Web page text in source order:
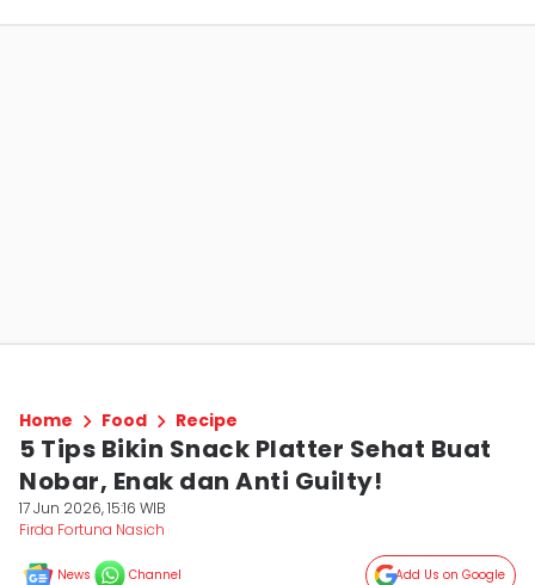
Home Food Recipe
5 Tips Bikin Snack Platter Sehat Buat
Nobar, Enak dan Anti Guilty!
17 Jun 2026, 15:16 WIB
Firda Fortuna Nasich
News Channel Add Us on Google